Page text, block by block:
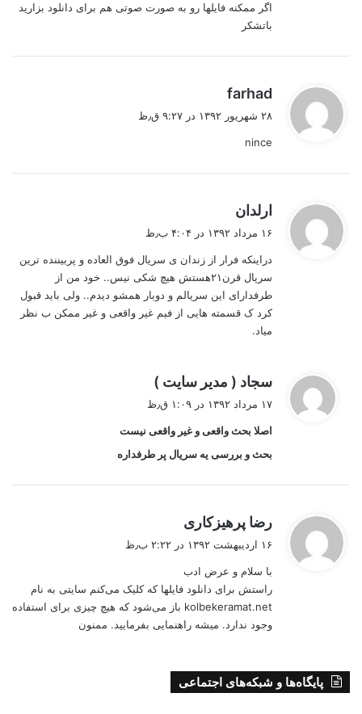
اگر ممکنه فایلها رو به صورت صوتی هم برای دانلود بزارید
باتشکر
farhad
۲۸ شهریور ۱۳۹۲ در ۹:۲۷ ق٫ظ
nince
ارلدان
:
۱۶ مرداد ۱۳۹۲ در ۴:۰۴ ب٫ظ
دراینکه فرار از زندان ی سریال فوق العاده و پربیننده ترین
سریال قرن۲۱هستش هیچ شکی نیس.. خود من از
طرفدارای این سریالم و دوبار همشو دیدم.. ولی باید قبول
کرد ک قسمته هایی از فیم غیر واقعی و غیر ممکن ب نظر
میاد.
سجاد ( مدیر سایت )
:
۱۷ مرداد ۱۳۹۲ در ۱:۰۹ ق٫ظ
اصلا بحث واقعی و غیر واقعی نیست
بحث و بررسی یه سریال پر طرفداره
رضا پرهیزکاری
۱۶ اردیبهشت ۱۳۹۲ در ۲:۲۲ ب٫ظ
با سلام و عرض ادب
راستش برای دانلود فایلها که کلیک می‌کنم سایتی به نام
kolbekeramat.net باز می‌شود که هیچ چیزی برای استفاده
وجود ندارد. میشه راهنمایی بفرمایید. ممنون
پایگاه‌ها و شبکه‌های اجتماعی